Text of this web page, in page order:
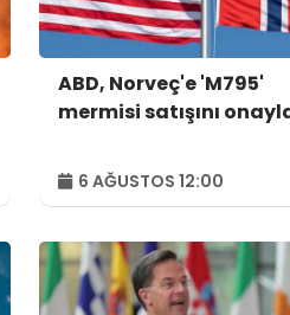
ABD, Norveç'e 'M795'
mermisi satışını
6 AĞUSTOS 12:00